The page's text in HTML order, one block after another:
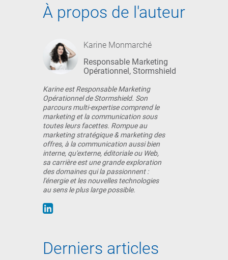
À propos de l'auteur
Karine Monmarché
Responsable Marketing
Opérationnel, Stormshield
Karine est Responsable Marketing
Opérationnel de Stormshield. Son
parcours multi-expertise comprend le
marketing et la communication sous
toutes leurs facettes. Rompue au
marketing stratégique & marketing des
offres, à la communication aussi bien
interne, qu'externe, éditoriale ou Web,
sa carrière est une grande exploration
des domaines qui la passionnent :
l'énergie et les nouvelles technologies
au sens le plus large possible.
Derniers articles